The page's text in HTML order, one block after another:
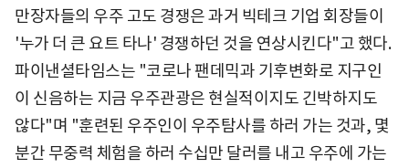
만장자들의 우주 고도 경쟁은 과거 빅테크 기업 회장들이
'누가 더 큰 요트 타나' 경쟁하던 것을 연상시킨다"고 했다.
파이낸셜타임스는 "코로나 팬데믹과 기후변화로 지구인
이 신음하는 지금 우주관광은 현실적이지도 긴박하지도
않다"며 "훈련된 우주인이 우주탐사를 하러 가는 것과, 몇
분간 무중력 체험을 하러 수십만 달러를 내고 우주에 가는